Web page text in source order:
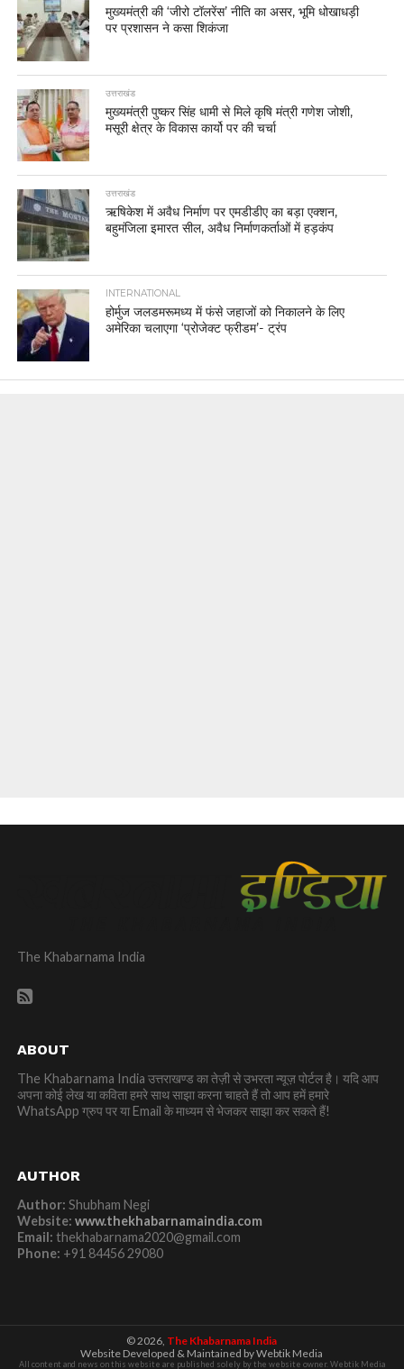
मुख्यमंत्री की ‘जीरो टॉलरेंस’ नीति का असर, भूमि धोखाधड़ी
पर प्रशासन ने कसा शिकंजा
उत्तराखंड
मुख्यमंत्री पुष्कर सिंह धामी से मिले कृषि मंत्री गणेश जोशी,
मसूरी क्षेत्र के विकास कार्यो पर की चर्चा
उत्तराखंड
ऋषिकेश में अवैध निर्माण पर एमडीडीए का बड़ा एक्शन,
बहुमंजिला इमारत सील, अवैध निर्माणकर्ताओं में हड़कंप
INTERNATIONAL
होर्मुज जलडमरूमध्य में फंसे जहाजों को निकालने के लिए
अमेरिका चलाएगा ‘प्रोजेक्ट फ्रीडम’- ट्रंप
The Khabarnama India
ABOUT
The Khabarnama India उत्तराखण्ड का तेज़ी से उभरता न्यूज़ पोर्टल है। यदि आप
अपना कोई लेख या कविता हमरे साथ साझा करना चाहते हैं तो आप हमें हमारे
WhatsApp ग्रुप पर या Email के माध्यम से भेजकर साझा कर सकते हैं!
AUTHOR
Author: Shubham Negi
Website: www.thekhabarnamaindia.com
Email: thekhabarnama2020@gmail.com
Phone: +91 84456 29080
© 2026, The Khabarnama India
Website Developed & Maintained by Webtik Media
All content and news on this website are published solely by the website owner. Webtik Media